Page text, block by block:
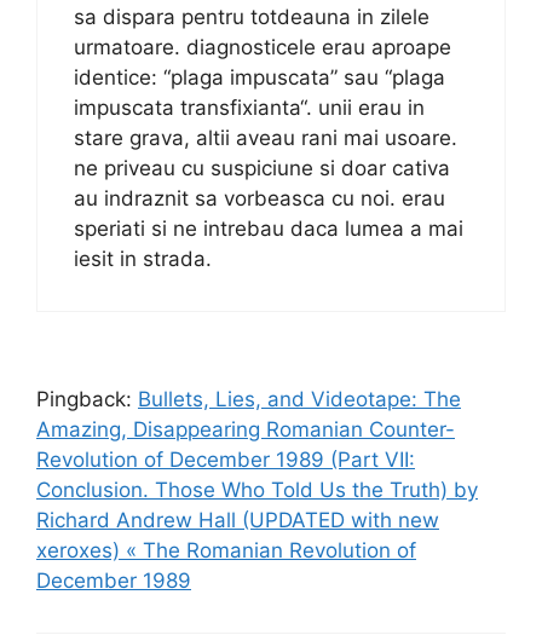
sa dispara pentru totdeauna in zilele
urmatoare. diagnosticele erau aproape
identice: “plaga impuscata” sau “plaga
impuscata transfixianta“. unii erau in
stare grava, altii aveau rani mai usoare.
ne priveau cu suspiciune si doar cativa
au indraznit sa vorbeasca cu noi. erau
speriati si ne intrebau daca lumea a mai
iesit in strada.
Pingback: Bullets, Lies, and Videotape: The
Amazing, Disappearing Romanian Counter-
Revolution of December 1989 (Part VII:
Conclusion. Those Who Told Us the Truth) by
Richard Andrew Hall (UPDATED with new
xeroxes) « The Romanian Revolution of
December 1989